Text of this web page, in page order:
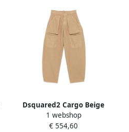
Dsquared2 Cargo Beige
Broek met Knoopsluiting
Beige Dames
1 webshop
€ 554,60